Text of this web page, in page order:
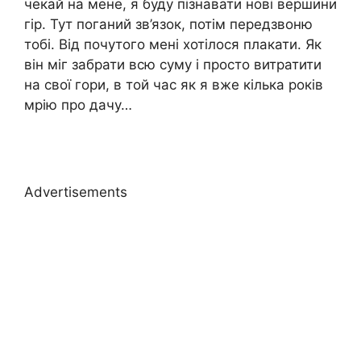
чекай на мене, я буду пізнавати нові вершини
гір. Тут поганий зв’язок, потім передзвоню
тобі. Від почутого мені хотілося плакати. Як
він міг забрати всю суму і просто витратити
на свої гори, в той час як я вже кілька років
мрію про дачу…
Advertisements